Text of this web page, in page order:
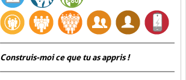
Construis-moi ce que tu as appris !